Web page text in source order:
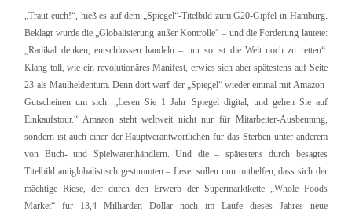
„Traut euch!“, hieß es auf dem „Spiegel“-Titelbild zum G20-Gipfel in Hamburg.
Beklagt wurde die „Globalisierung außer Kontrolle“ – und die Forderung lautete:
„Radikal denken, entschlossen handeln – nur so ist die Welt noch zu retten“.
Klang toll, wie ein revolutionäres Manifest, erwies sich aber spätestens auf Seite
23 als Maulheldentum. Denn dort warf der „Spiegel“ wieder einmal mit Amazon-
Gutscheinen um sich: „Lesen Sie 1 Jahr Spiegel digital, und gehen Sie auf
Einkaufstour.“ Amazon steht weltweit nicht nur für Mitarbeiter-Ausbeutung,
sondern ist auch einer der Hauptverantwortlichen für das Sterben unter anderem
von Buch- und Spielwarenhändlern. Und die – spätestens durch besagtes
Titelbild antiglobalistisch gestimmten – Leser sollen nun mithelfen, dass sich der
mächtige Riese, der durch den Erwerb der Supermarktkette „Whole Foods
Market“ für 13,4 Milliarden Dollar noch im Laufe dieses Jahres neue